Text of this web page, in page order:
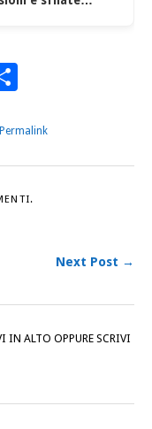
Permalink
Next Post →
IN ALTO OPPURE SCRIVI